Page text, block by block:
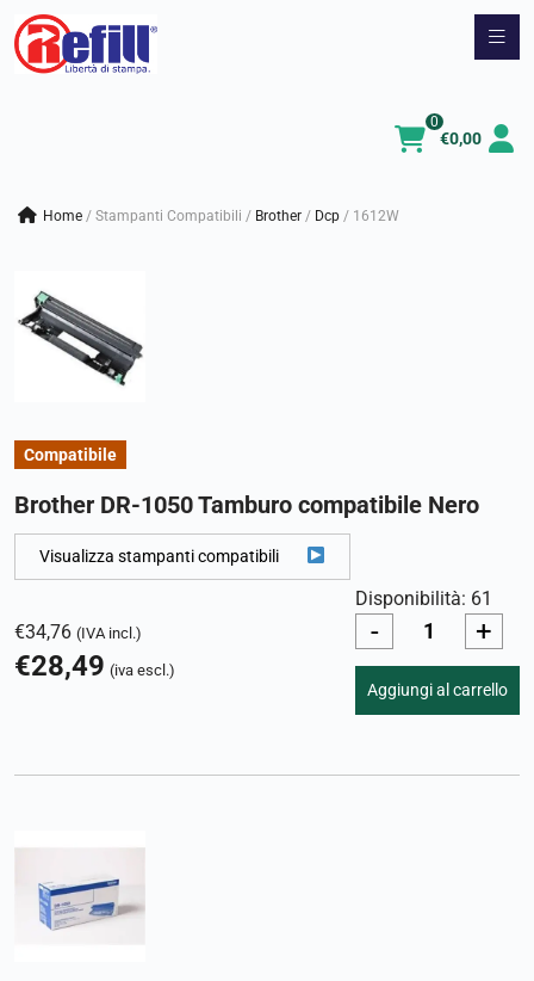
Vai
€0,00
0
Home / Stampanti Compatibili / brother / dcp / 1612W
Compatibile
Brother DR-1050 Tamburo compatibile Nero
Visualizza stampanti compatibili
€34,76 (IVA incl.)
€28,49 (iva escl.)
Disponibilità: 61
- +
Aggiungi al carrello